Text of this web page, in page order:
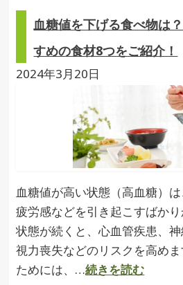
血糖値を下げる食べ物は
すめの食材8つをご紹介！
2024年3月20日
血糖値が高い状態（高血糖）は
疲労感などを引き起こすばか
状態が続くと、心血管疾患、神
視力喪失などのリスクを高め
ためには、…続きを読む